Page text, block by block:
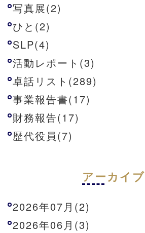
写真展(2)
ひと(2)
SLP(4)
活動レポート(3)
卓話リスト(289)
事業報告書(17)
財務報告(17)
歴代役員(7)
アーカイブ
2026年07月(2)
2026年06月(3)